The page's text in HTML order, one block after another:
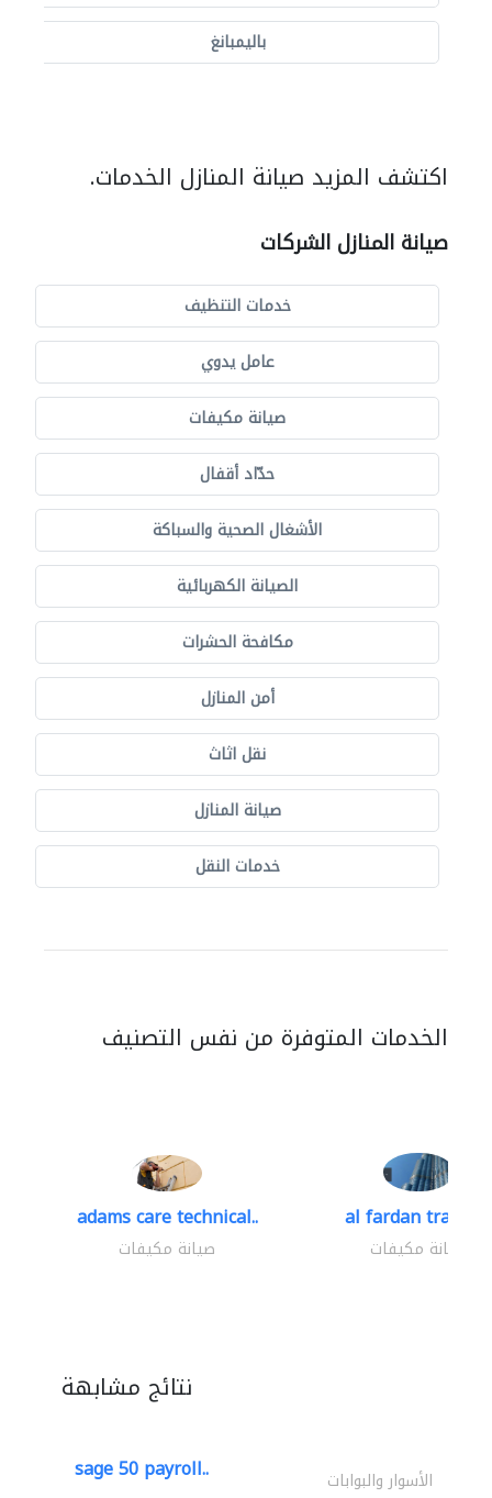
باليمبانغ
اكتشف المزيد صيانة المنازل الخدمات.
صيانة المنازل الشركات
خدمات التنظيف
عامل يدوي
صيانة مكيفات
حدّاد أقفال
الأشغال الصحية والسباكة
الصيانة الكهربائية
مكافحة الحشرات
أمن المنازل
نقل اثاث
صيانة المنازل
خدمات النقل
الخدمات المتوفرة من نفس التصنيف
adams care technical..
صيانة مكيفات
al fardan trading..
صيانة مكيفات
نتائج مشابهة
sage 50 payroll.. الأسوار والبوابات